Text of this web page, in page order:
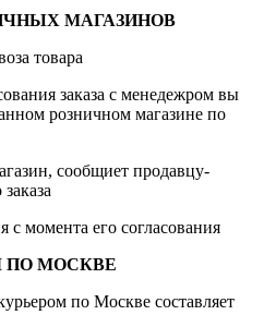
МАГАЗИНОВ
товара
заказа с менедежром вы
розничном магазине по
сообщиет продавцу-
с момента его согласования
ПО МОСКВЕ
по Москве составляет